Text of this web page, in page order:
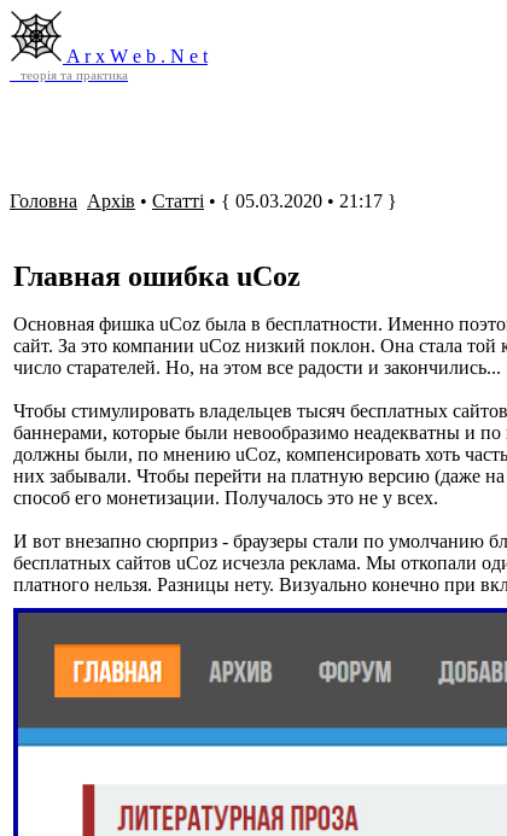
A r x W e b . N e t
теорія та практика
Головна Архів • Статті • { 05.03.2020 • 21:17 }
Главная ошибка uCoz
Основная фишка uCoz была в бесплатности. Именно
сайт. За это компании uCoz низкий поклон. Она стала
число старателей. Но, на этом все радости и закончились...
Чтобы стимулировать владельцев тысяч бесплатных
баннерами, которые были невообразимо неадекватны и
должны были, по мнению uCoz, компенсировать хоть
них забывали. Чтобы перейти на платную версию (даже
способ его монетизации. Получалось это не у всех.
И вот внезапно сюрприз - браузеры стали по умолчанию
бесплатных сайтов uCoz исчезла реклама. Мы откопали
платного нельзя. Разницы нету. Визуально конечно при